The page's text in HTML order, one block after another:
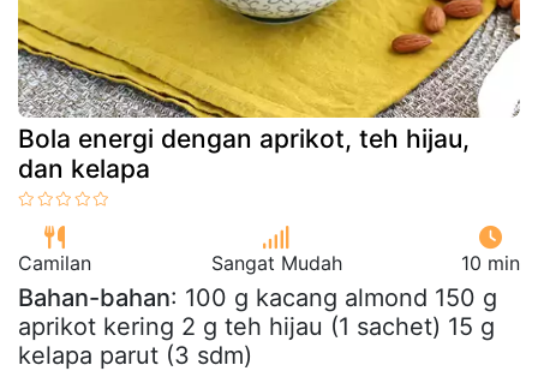
Bola energi dengan aprikot, teh hijau,
dan kelapa
Camilan Sangat Mudah 10 min
Bahan-bahan: 100 g kacang almond 150 g
aprikot kering 2 g teh hijau (1 sachet) 15 g
kelapa parut (3 sdm)